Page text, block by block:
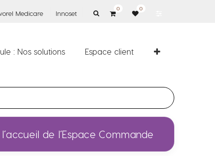
Medicare Innoset
0 0
: Nos solutions Espace client
de l’Espace Commande